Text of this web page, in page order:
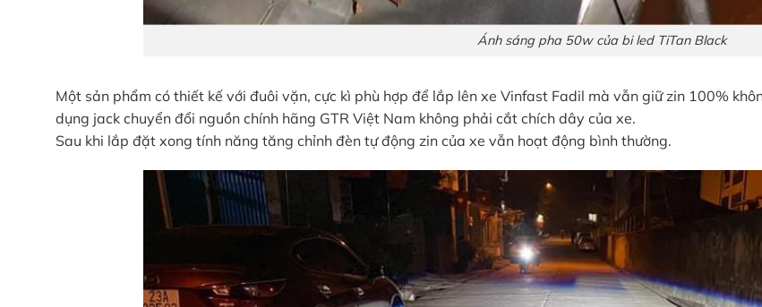
Ánh sáng pha 50w của bi led TiTan Black
Một sản phẩm có thiết kế với đuôi vặn, cực kì phù hợp để lắp lên xe Vinfast Fadil mà vẫn giữ zin 100%
dụng jack chuyển đổi nguồn chính hãng GTR Việt Nam không phải cắt chích dây của xe.
Sau khi lắp đặt xong tính năng tăng chỉnh đèn tự động zin của xe vẫn hoạt động bình thường.